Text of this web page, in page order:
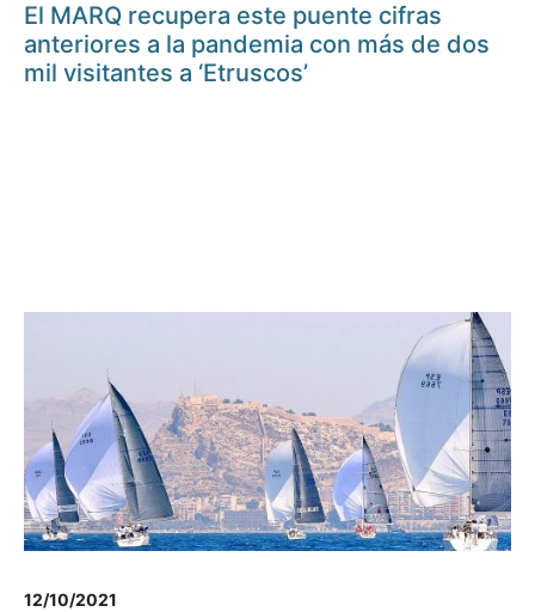
El MARQ recupera este puente cifras
anteriores a la pandemia con más de dos
mil visitantes a ‘Etruscos’
12/10/2021